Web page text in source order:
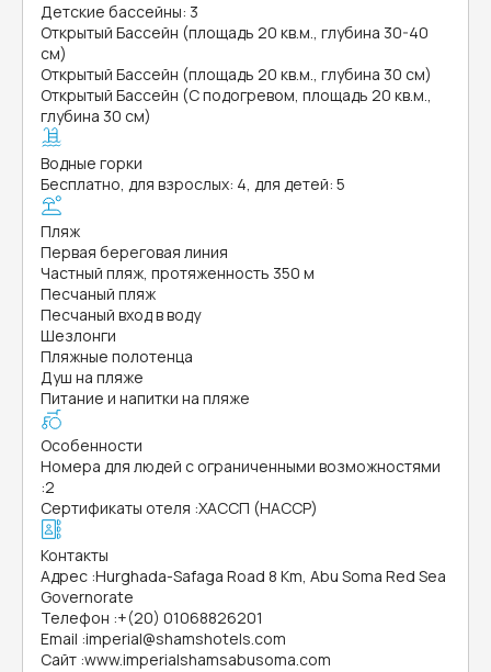
Детские бассейны: 3
Открытый Бассейн (площадь 20 кв.м., глубина 30-40
см)
Открытый Бассейн (площадь 20 кв.м., глубина 30 см)
Открытый Бассейн (С подогревом, площадь 20 кв.м.,
глубина 30 см)
Водные горки
Бесплатно, для взрослых: 4, для детей: 5
Пляж
Первая береговая линия
Частный пляж, протяженность 350 м
Песчаный пляж
Песчаный вход в воду
Шезлонги
Пляжные полотенца
Душ на пляже
Питание и напитки на пляже
Особенности
Номера для людей с ограниченными возможностями
:2
Сертификаты отеля :ХАССП (HACCP)
Контакты
Адрес :Hurghada-Safaga Road 8 Km, Abu Soma Red Sea
Governorate
Телефон :+(20) 01068826201
Email :imperial@shamshotels.com
Сайт :www.imperialshamsabusoma.com